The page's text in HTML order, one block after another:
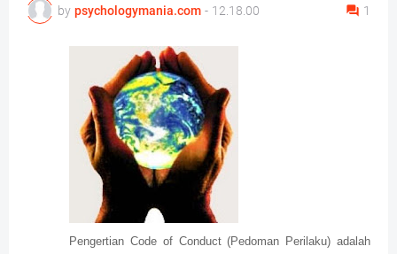
by psychologymania.com - 12.18.00 1
Pengertian Code of Conduct (Pedoman Perilaku) adalah